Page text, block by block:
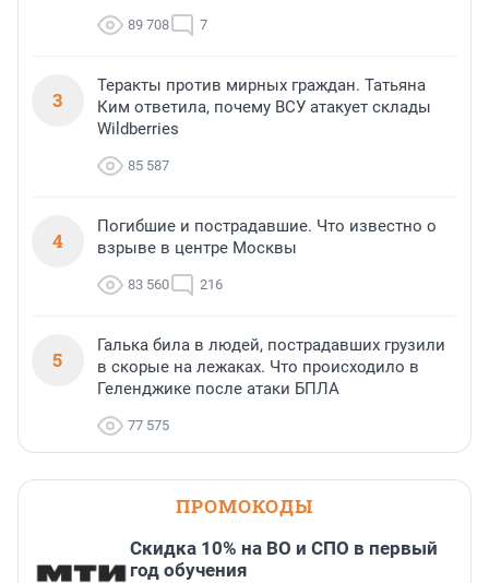
89 708 7
3
Теракты против мирных граждан. Татьяна
Ким ответила, почему ВСУ атакует склады
Wildberries
85 587
4
Погибшие и пострадавшие. Что известно о
взрыве в центре Москвы
83 560 216
5
Галька била в людей, пострадавших грузили
в скорые на лежаках. Что происходило в
Геленджике после атаки БПЛА
77 575
ПРОМОКОДЫ
Скидка 10% на ВО и СПО в первый
год обучения